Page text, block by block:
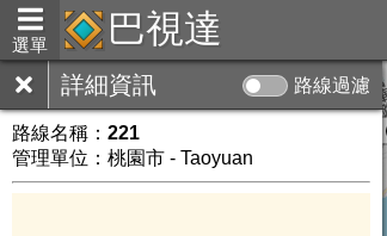
選單 巴視達
詳細資訊 路線過濾
路線名稱： 221
管理單位：桃園市 - Taoyuan